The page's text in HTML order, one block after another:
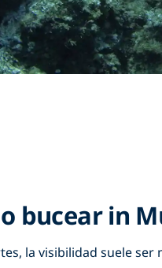
bucear in
la visibilidad suele